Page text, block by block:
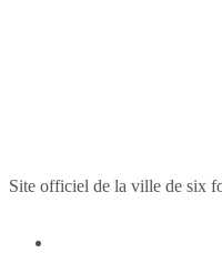
Site officiel de la ville de six